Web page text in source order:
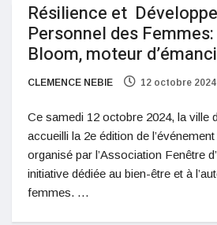
Résilience et
Personnel des
Bloom, moteur
CLEMENCE NEBIE 12 octobre 2024
Ce samedi 12 octobre 2024, la ville
accueilli la 2e édition de
organisé par l’Association Fenêtre
initiative dédiée au bien-être et à
femmes. …